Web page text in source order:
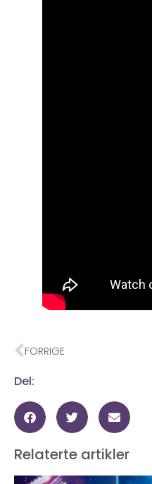
FORRIGE
Del:
Relaterte artikler